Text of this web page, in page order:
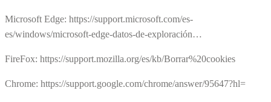
Microsoft Edge: https://support.microsoft.com/es-
es/windows/microsoft-edge-datos-de-exploración…
FireFox: https://support.mozilla.org/es/kb/Borrar%20cookies
Chrome: https://support.google.com/chrome/answer/95647?hl=